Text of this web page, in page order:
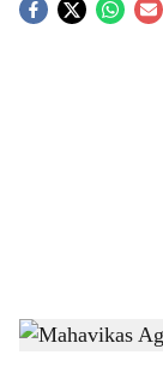
S
Mahavikas Aghadi